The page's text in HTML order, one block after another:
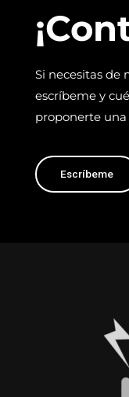
Si necesitas de
escríbeme y
proponerte una
Escríbeme